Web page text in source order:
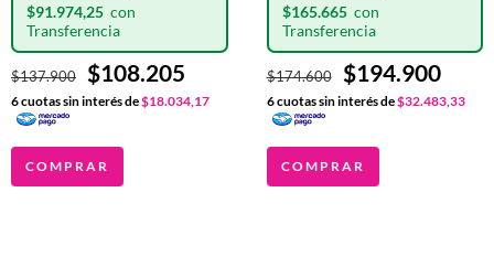
$137.900 $108.205
$91.974,25
6cuotas sin interés de$18.034,17
COMPRAR
$174.600 $194.900
$165.665
6cuotas sin interés de$32.483,33
COMPRAR